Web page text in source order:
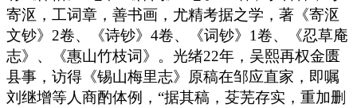
寄沤，工词章，善书画，尤精考据之学，著《寄沤
文钞》2卷、《诗钞》4卷、《词钞》1卷、《忍草庵
志》、《惠山竹枝词》。光绪22年，吴熙再权金匮
县事，访得《锡山梅里志》原稿在邹应直家，即嘱
刘继增等人商酌体例，“据其稿，芟芜存实，重加删